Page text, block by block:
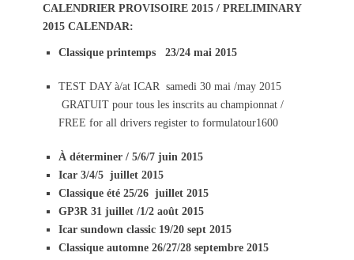
CALENDRIER PROVISOIRE 2015 / PRELIMINARY
2015 CALENDAR:
Classique printemps 23/24 mai 2015
TEST DAY à/at ICAR samedi 30 mai /may 2015
GRATUIT pour tous les inscrits au championnat /
FREE for all drivers register to formulatour1600
À déterminer / 5/6/7 juin 2015
Icar 3/4/5 juillet 2015
Classique été 25/26 juillet 2015
GP3R 31 juillet /1/2 août 2015
Icar sundown classic 19/20 sept 2015
Classique automne 26/27/28 septembre 2015